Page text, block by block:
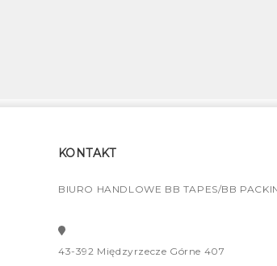
KONTAKT
BIURO HANDLOWE BB TAPES/BB
43-392 Międzyrzecze Górne 407